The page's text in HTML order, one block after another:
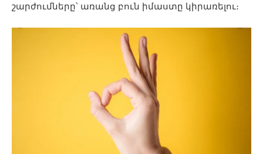
շարժումները՝ առանց բուն իմաստը կիրառելու։